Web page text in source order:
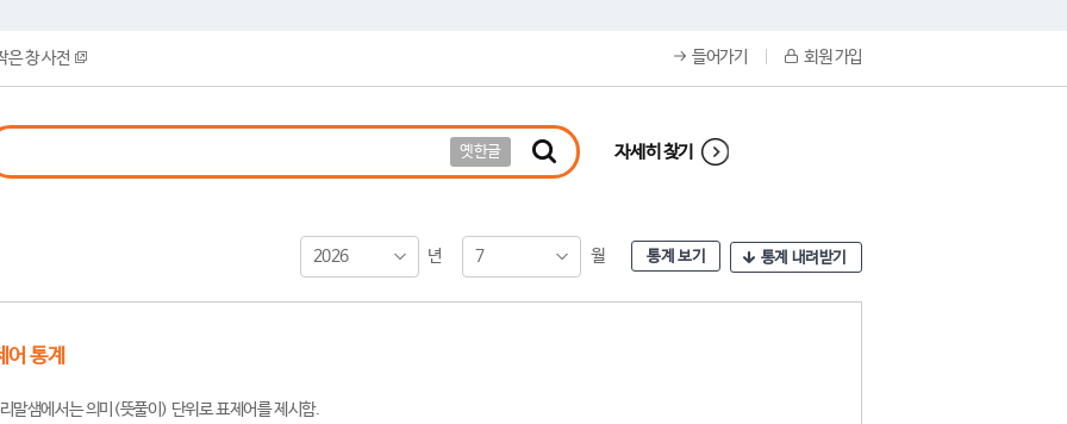
은 창 사전 들어가기 회원 가입
옛한글 자세히 찾기
2026 년 7 월 통계 보기 통계 내려받기
어 통계
말샘에서는 의미(뜻풀이) 단위로 표제어를 제시함.